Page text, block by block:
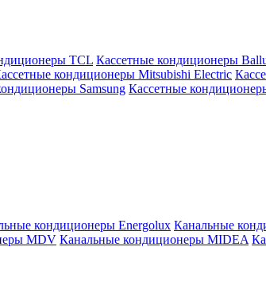
TCL Кассетные кондиционеры
кондиционеры Mitsubishi Electric
Samsung Кассетные
кондиционеры Energolux Канальные
MDV Канальные кондиционеры MIDEA